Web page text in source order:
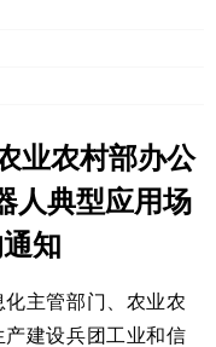
业农村部办公
人典型应用场
知
主管部门、农业农
建设兵团工业和信